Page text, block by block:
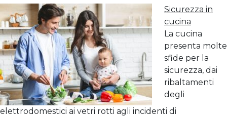
Sicurezza in
cucina
La cucina
presenta molte
sfide per la
sicurezza, dai
ribaltamenti
degli
elettrodomestici ai vetri rotti agli incidenti di